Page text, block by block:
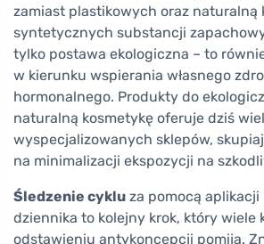
zamiast plastikowych oraz naturalną
syntetycznych substancji
tylko postawa ekologiczna – to
w kierunku wspierania własnego
hormonalnego. Produkty do
naturalną kosmetykę oferuje dziś
wyspecjalizowanych sklepów,
na minimalizacji ekspozycji na
Śledzenie cyklu za pomocą
dziennika to kolejny krok, który wiele
odstawieniu antykoncepcji pomija.